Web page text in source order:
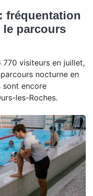
fréquentation
parcours
770 visiteurs en juillet,
nocturne en
sont encore
les-Roches.